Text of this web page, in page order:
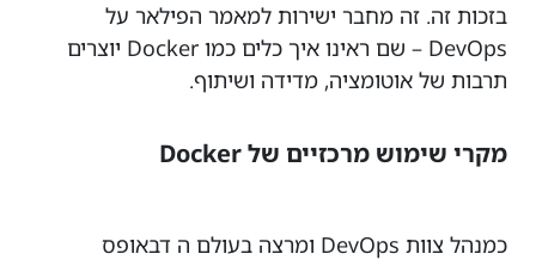
בזכות זה. זה מחבר ישירות למאמר הפילאר על
DevOps – שם ראינו איך כלים כמו Docker יוצרים
תרבות של אוטומציה, מדידה ושיתוף.
מקרי שימוש מרכזיים של Docker
כמנהל צוות DevOps ומרצה בעולם ה דבאופס